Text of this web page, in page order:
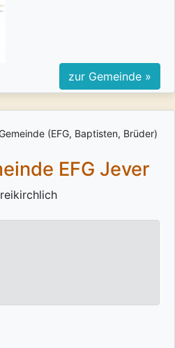
zur Gemeinde »
(EFG, Baptisten, Brüder)
EFG Jever